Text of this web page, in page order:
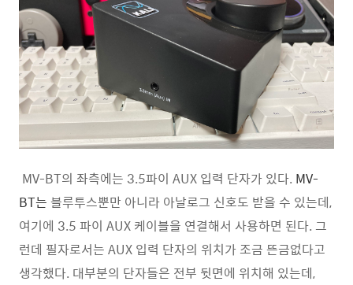
MV-BT의 좌측에는 3.5파이 AUX 입력 단자가 있다. MV-
BT는 블루투스뿐만 아니라 아날로그 신호도 받을 수 있는데,
여기에 3.5 파이 AUX 케이블을 연결해서 사용하면 된다. 그
런데 필자로서는 AUX 입력 단자의 위치가 조금 뜬금없다고
생각했다. 대부분의 단자들은 전부 뒷면에 위치해 있는데,